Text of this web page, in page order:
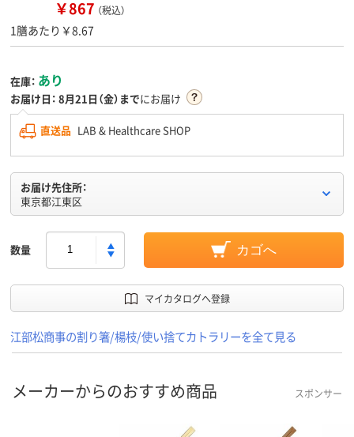
￥867 （税込）
1膳あたり￥8.67
在庫： あり
お届け日： 8月21日（金）までにお届け
直送品 LAB & Healthcare SHOP
お届け先住所：
東京都江東区
数量 カゴへ
マイカタログへ登録
江部松商事の割り箸/楊枝/使い捨てカトラリーを全て見る
メーカーからのおすすめ商品 スポンサー